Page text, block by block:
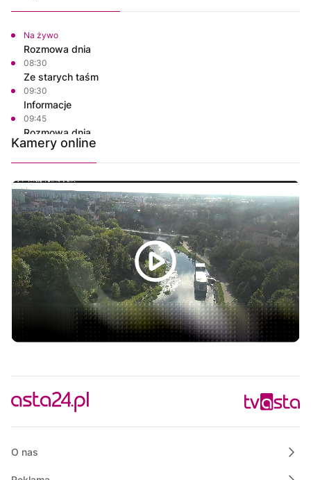
Na żywo
Rozmowa dnia
08:30
Ze starych taśm
09:30
Informacje
09:45
Rozmowa dnia
10:00
Raport PCT
Razem dla bezpieczeństwa Złotowa
10:15
Powiat Wałecki Blisko Natury
10:35
Wielkopolska na Weekend
11:00
Informacje
11:15
Rozmowa dnia
Ze starych taśm
12:30
13:00
Własnymi ścieżkami
13:15
Kamery online
O nas